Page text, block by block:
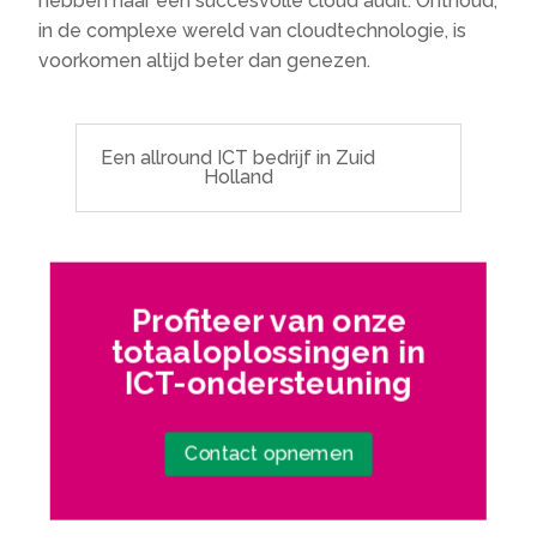
in de complexe wereld van cloudtechnologie, is
voorkomen altijd beter dan genezen.
Een allround ICT bedrijf in Zuid
Holland
Profiteer van onze
totaaloplossingen in
ICT-ondersteuning
Contact opnemen